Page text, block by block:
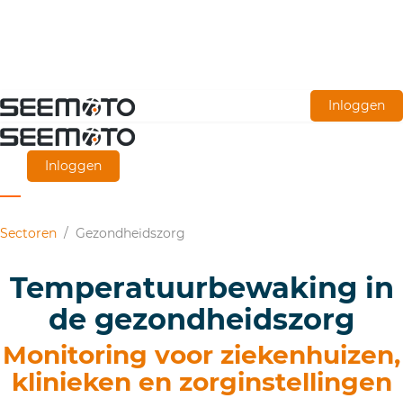
Ga
naar
hoofdinhoud
Inloggen
Inloggen
Sectoren / Gezondheidszorg
Temperatuurbewaking in
de gezondheidszorg
Monitoring voor ziekenhuizen,
klinieken en zorginstellingen